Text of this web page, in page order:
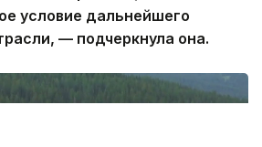
условие дальнейшего
— подчеркнула она.